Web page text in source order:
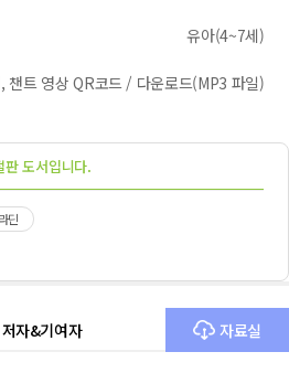
유아(4~7세)
챈트 영상 QR코드 / 다운로드(MP3 파일)
판 도서입니다.
딘
저자&기여자 자료실